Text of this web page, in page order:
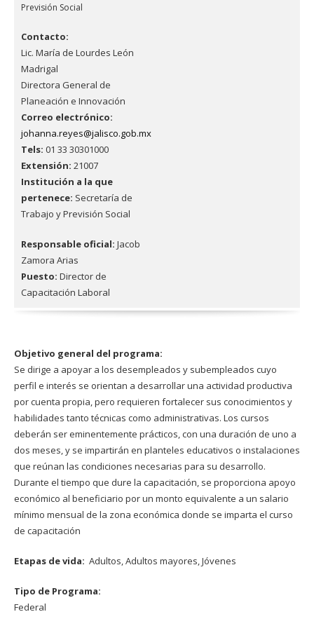
Previsión Social
Contacto:
Lic. María de Lourdes León
Madrigal
Directora General de
Planeación e Innovación
Correo electrónico:
johanna.reyes@jalisco.gob.mx
Tels: 01 33 30301000
Extensión: 21007
Institución a la que
pertenece: Secretaría de
Trabajo y Previsión Social
Responsable oficial: Jacob
Zamora Arias
Puesto: Director de
Capacitación Laboral
Objetivo general del programa:
Se dirige a apoyar a los desempleados y subempleados cuyo
perfil e interés se orientan a desarrollar una actividad productiva
por cuenta propia, pero requieren fortalecer sus conocimientos y
habilidades tanto técnicas como administrativas. Los cursos
deberán ser eminentemente prácticos, con una duración de uno a
dos meses, y se impartirán en planteles educativos o instalaciones
que reúnan las condiciones necesarias para su desarrollo.
Durante el tiempo que dure la capacitación, se proporciona apoyo
económico al beneficiario por un monto equivalente a un salario
mínimo mensual de la zona económica donde se imparta el curso
de capacitación
Etapas de vida: Adultos, Adultos mayores, Jóvenes
Tipo de Programa:
Federal